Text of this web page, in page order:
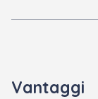
Vantaggi